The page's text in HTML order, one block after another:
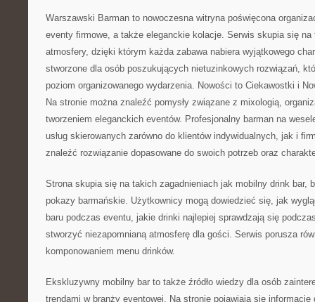
Warszawski Barman to nowoczesna witryna poświęcona
eventy firmowe, a także eleganckie kolacje. Serwis skupia się na
atmosfery, dzięki którym każda zabawa nabiera wyjątkowego
stworzone dla osób poszukujących nietuzinkowych rozwiązań,
poziom organizowanego wydarzenia. Nowości to Ciekawostki i
Na stronie można znaleźć pomysły związane z mixologią,
tworzeniem eleganckich eventów. Profesjonalny barman na
usług skierowanych zarówno do klientów indywidualnych, jak i
znaleźć rozwiązanie dopasowane do swoich potrzeb oraz
Strona skupia się na takich zagadnieniach jak mobilny drink bar,
pokazy barmańskie. Użytkownicy mogą dowiedzieć się, jak
baru podczas eventu, jakie drinki najlepiej sprawdzają się
stworzyć niezapomnianą atmosferę dla gości. Serwis porusza
komponowaniem menu drinków.
Ekskluzywny mobilny bar to także źródło wiedzy dla osób
trendami w branży eventowej. Na stronie pojawiają się informacje